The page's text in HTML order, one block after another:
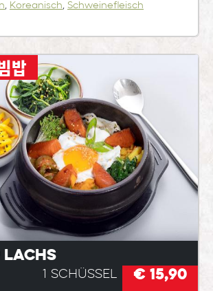
, Koreanisch, Schweinefleisch
밥
Lachs
1 Schüssel € 15,90